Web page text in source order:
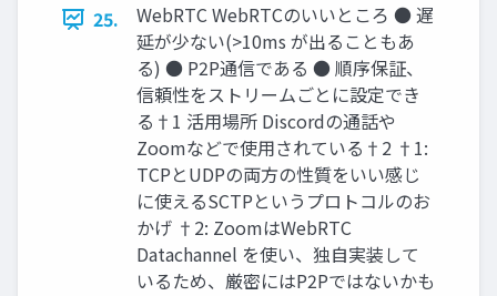
25.
WebRTC WebRTCのいいところ ● 遅
延が少ない(>10ms が出ることもあ
る) ● P2P通信である ● 順序保証、
信頼性をストリームごとに設定でき
る†1 活用場所 Discordの通話や
Zoomなどで使用されている†2 †1:
TCPとUDPの両方の性質をいい感じ
に使えるSCTPというプロトコルのお
かげ †2: ZoomはWebRTC
Datachannel を使い、独自実装して
いるため、厳密にはP2Pではないかも